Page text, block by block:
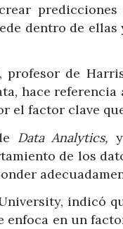
dentro de
profesor de
hace
el factor clave
Data Analytics,
de los
indicó
enfoca en un